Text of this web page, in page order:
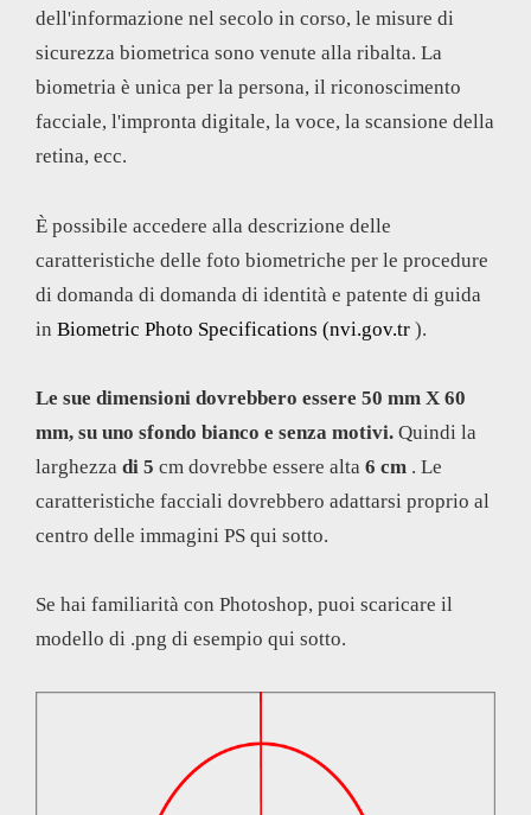
dell'informazione nel secolo in corso, le misure di
sicurezza biometrica sono venute alla ribalta. La
biometria è unica per la persona, il riconoscimento
facciale, l'impronta digitale, la voce, la scansione della
retina, ecc.
È possibile accedere alla descrizione delle
caratteristiche delle foto biometriche per le procedure
di domanda di domanda di identità e patente di guida
in Biometric Photo Specifications (nvi.gov.tr ).
Le sue dimensioni dovrebbero essere 50 mm X 60
mm, su uno sfondo bianco e senza motivi. Quindi la
larghezza di 5 cm dovrebbe essere alta 6 cm . Le
caratteristiche facciali dovrebbero adattarsi proprio al
centro delle immagini PS qui sotto.
Se hai familiarità con Photoshop, puoi scaricare il
modello di .png di esempio qui sotto.